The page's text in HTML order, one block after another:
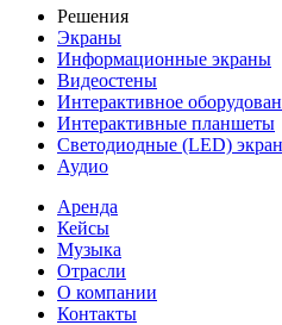
Решения
Экраны
Информационные экраны
Видеостены
Интерактивное
Интерактивные планшеты
Светодиодные (LED)
Аудио
Аренда
Кейсы
Музыка
Отрасли
О компании
Контакты